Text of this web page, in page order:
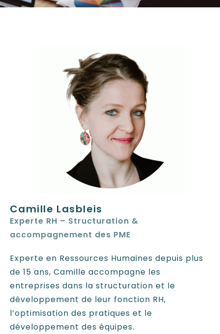
Camille Lasbleis
Experte RH – Structuration &
accompagnement des PME
Experte en Ressources Humaines depuis plus
de 15 ans, Camille accompagne les
entreprises dans la structuration et le
développement de leur fonction RH,
l’optimisation des pratiques et le
développement des équipes.